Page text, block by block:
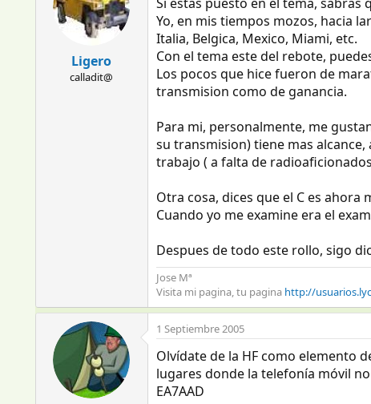
Ligero
calladit@
Yo, en mis tiempos mozos, hacia
Italia, Belgica, Mexico, Miami, etc.
Con el tema este del rebote,
Los pocos que hice fueron de
transmision como de ganancia.
Para mi, personalmente, me
su transmision) tiene mas
trabajo ( a falta de
Otra cosa, dices que el C es ahora
Cuando yo me examine era el
Despues de todo este rollo, sigo
Jose Mª
Visita mi pagina, tu pagina http://
1 Septiembre 2005
Olvídate de la HF como elemento
lugares donde la telefonía móvil
EA7AAD